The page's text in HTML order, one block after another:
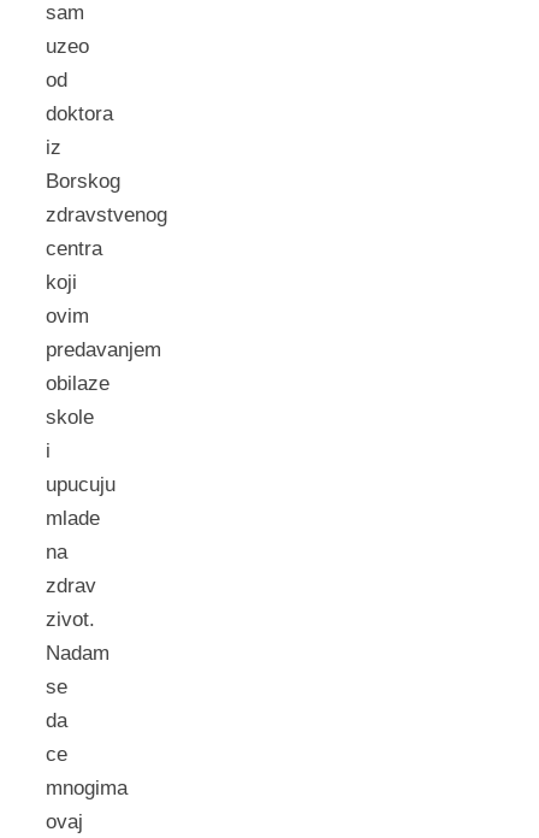
sam
uzeo
od
doktora
iz
Borskog
zdravstvenog
centra
koji
ovim
predavanjem
obilaze
skole
i
upucuju
mlade
na
zdrav
zivot.
Nadam
se
da
ce
mnogima
ovaj